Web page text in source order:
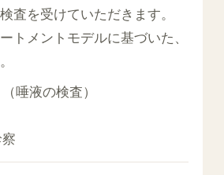
査を受けていただきます。
トメントモデルに基づいた、
唾液の検査）